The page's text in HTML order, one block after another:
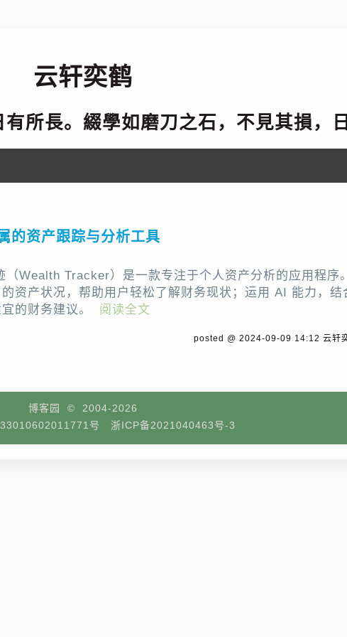
云轩奕鹤
所長。綴學如磨刀之石，不見其損，
的资产跟踪与分析工具
（Wealth Tracker）是一款专注于个人资产分析的应用程序
资产状况，帮助用户轻松了解财务现状；运用 AI 能力，结
的财务建议。
阅读全文
posted @ 2024-09-09 14:12 云轩
博客园
© 2004-2026
号
浙ICP备2021040463号-3